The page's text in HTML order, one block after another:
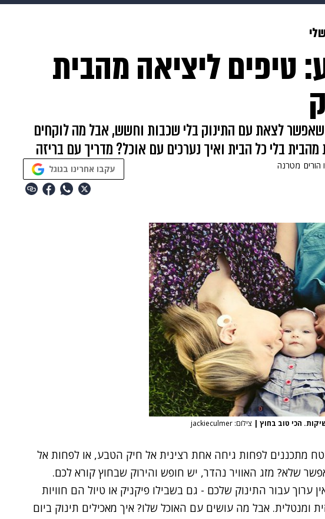
תשעה חודשים מתכונים פרויקטים מיוחדים
טיפים ליציאה מהבית
שאפשר לצאת עם התינוק בלי שכבות וחשש, אבל מה לוקחים
בלי כל הבית ואיך נערכים עם אוכל? מדריך עם בריזה
מטרנה עקבו אחרינו בגוגל
הכי טוב בחוץ | צילום: jackieculmer
מתכננים לפחות גיחה אחת רצינית אל חיק הטבע, או לפחות אל
שלא? מזג האוויר נהדר, יש חופש והירוק שבחוץ קורא לכם.
עבור התינוק שלכם - גם בשבילו פיקניק או טיול הם חוויות
ומנטלית. אבל מה עושים עם האוכל שלו? איך מאכילים תינוק ביום